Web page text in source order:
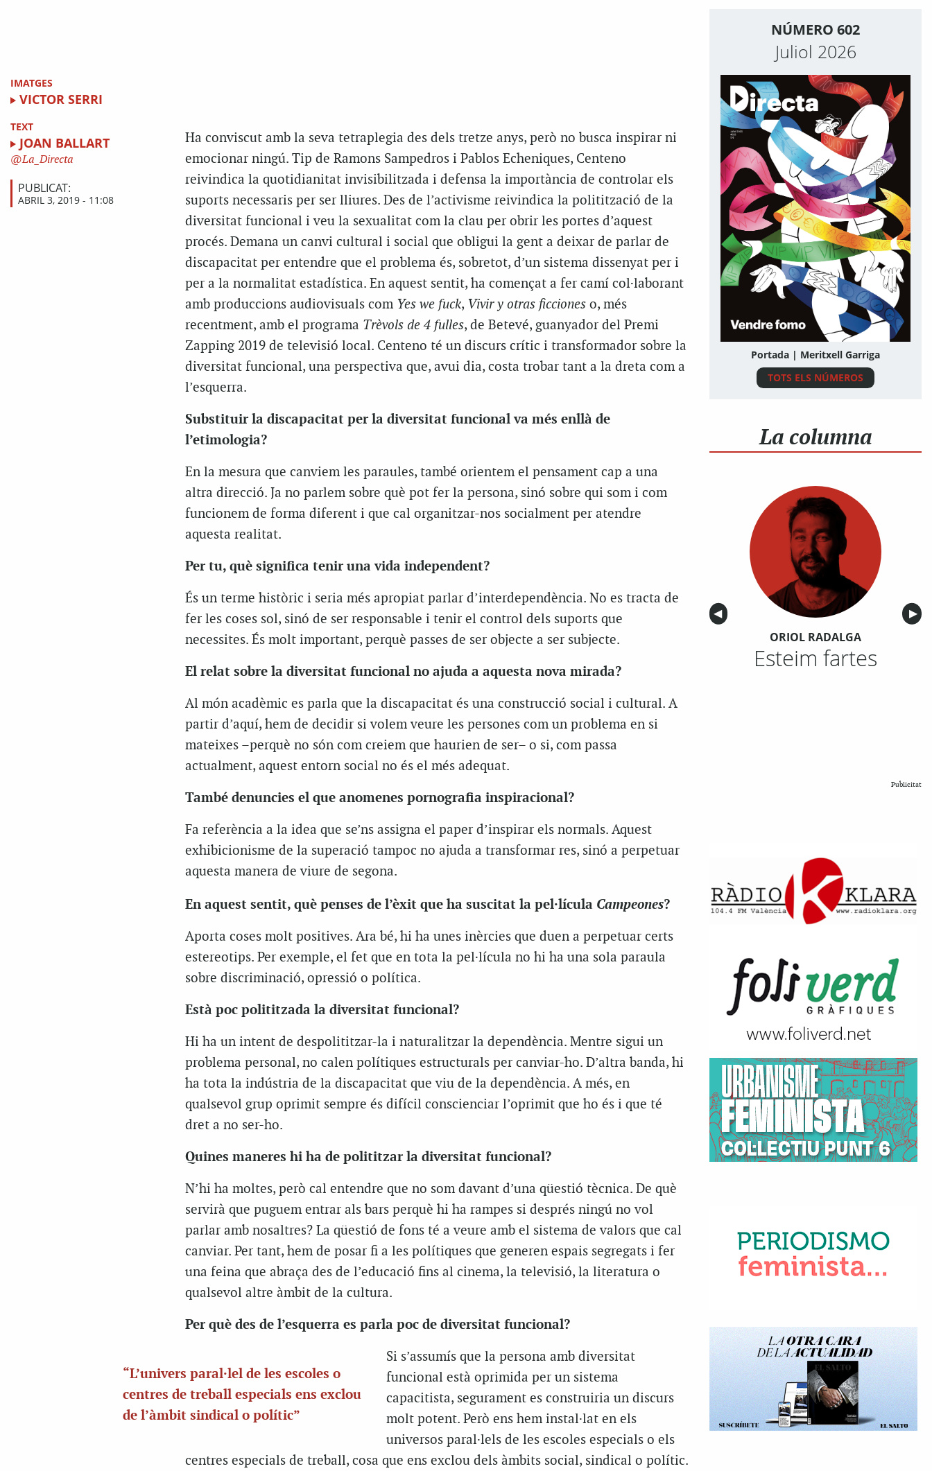
IMATGES
VICTOR SERRI
TEXT
JOAN BALLART
La_Directa
PUBLICAT:
ABRIL 3, 2019 - 11:08
Ha conviscut amb la seva tetraplegia des dels tretze anys, però no busca inspirar ni
emocionar ningú. Tip de Ramons Sampedros i Pablos Echeniques, Centeno
reivindica la quotidianitat invisibilitzada i defensa la importància de controlar els
suports necessaris per ser lliures. Des de l’activisme reivindica la politització de la
diversitat funcional i veu la sexualitat com la clau per obrir les portes d’aquest
procés. Demana un canvi cultural i social que obligui la gent a deixar de parlar de
discapacitat per entendre que el problema és, sobretot, d’un sistema dissenyat per i
per a la normalitat estadística. En aquest sentit, ha començat a fer camí col·laborant
amb produccions audiovisuals com Yes we fuck, Vivir y otras ficciones o, més
recentment, amb el programa Trèvols de 4 fulles, de Betevé, guanyador del Premi
Zapping 2019 de televisió local. Centeno té un discurs crític i transformador sobre la
diversitat funcional, una perspectiva que, avui dia, costa trobar tant a la dreta com a
l’esquerra.
Substituir la discapacitat per la diversitat funcional va més enllà de
l’etimologia?
En la mesura que canviem les paraules, també orientem el pensament cap a una
altra direcció. Ja no parlem sobre què pot fer la persona, sinó sobre qui som i com
funcionem de forma diferent i que cal organitzar-nos socialment per atendre
aquesta realitat.
Per tu, què significa tenir una vida independent?
És un terme històric i seria més apropiat parlar d’interdependència. No es tracta de
fer les coses sol, sinó de ser responsable i tenir el control dels suports que
necessites. És molt important, perquè passes de ser objecte a ser subjecte.
El relat sobre la diversitat funcional no ajuda a aquesta nova mirada?
Al món acadèmic es parla que la discapacitat és una construcció social i cultural. A
partir d’aquí, hem de decidir si volem veure les persones com un problema en si
mateixes –perquè no són com creiem que haurien de ser– o si, com passa
actualment, aquest entorn social no és el més adequat.
També denuncies el que anomenes pornografia inspiracional?
Fa referència a la idea que se’ns assigna el paper d’inspirar els normals. Aquest
exhibicionisme de la superació tampoc no ajuda a transformar res, sinó a perpetuar
aquesta manera de viure de segona.
En aquest sentit, què penses de l’èxit que ha suscitat la pel·lícula Campeones?
Aporta coses molt positives. Ara bé, hi ha unes inèrcies que duen a perpetuar certs
estereotips. Per exemple, el fet que en tota la pel·lícula no hi ha una sola paraula
sobre discriminació, opressió o política.
Està poc polititzada la diversitat funcional?
Hi ha un intent de despolititzar-la i naturalitzar la dependència. Mentre sigui un
problema personal, no calen polítiques estructurals per canviar-ho. D’altra banda, hi
ha tota la indústria de la discapacitat que viu de la dependència. A més, en
qualsevol grup oprimit sempre és difícil conscienciar l’oprimit que ho és i que té
dret a no ser-ho.
Quines maneres hi ha de polititzar la diversitat funcional?
N’hi ha moltes, però cal entendre que no som davant d’una qüestió tècnica. De què
servirà que puguem entrar als bars perquè hi ha rampes si després ningú no vol
parlar amb nosaltres? La qüestió de fons té a veure amb el sistema de valors que cal
canviar. Per tant, hem de posar fi a les polítiques que generen espais segregats i fer
una feina que abraça des de l’educació fins al cinema, la televisió, la literatura o
qualsevol altre àmbit de la cultura.
Per què des de l’esquerra es parla poc de diversitat funcional?
“L’univers paral·lel de les escoles o
centres de treball especials ens exclou
de l’àmbit sindical o polític”
Si s’assumís que la persona amb diversitat
funcional està oprimida per un sistema
capacitista, segurament es construiria un discurs
molt potent. Però ens hem instal·lat en els
universos paral·lels de les escoles especials o els
centres especials de treball, cosa que ens exclou dels àmbits social, sindical o polític.
NÚMERO 602
Juliol 2026
Portada | Meritxell Garriga
TOTS ELS NÚMEROS
La columna
Anterior
◀︎ ▶︎
ORIOL RADALGA
Esteim fartes
Publicitat